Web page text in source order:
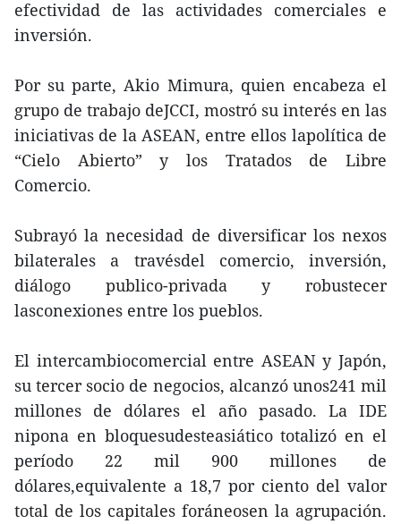
efectividad de las actividades comerciales e
inversión.
Por su parte, Akio Mimura, quien encabeza el
grupo de trabajo deJCCI, mostró su interés en las
iniciativas de la ASEAN, entre ellos lapolítica de
“Cielo Abierto” y los Tratados de Libre
Comercio.
Subrayó la necesidad de diversificar los nexos
bilaterales a travésdel comercio, inversión,
diálogo publico-privada y robustecer
lasconexiones entre los pueblos.
El intercambiocomercial entre ASEAN y Japón,
su tercer socio de negocios, alcanzó unos241 mil
millones de dólares el año pasado. La IDE
nipona en bloquesudesteasiático totalizó en el
período 22 mil 900 millones de
dólares,equivalente a 18,7 por ciento del valor
total de los capitales foráneosen la agrupación.